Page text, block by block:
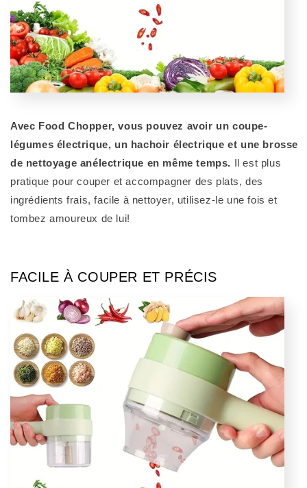
Avec Food Chopper, vous pouvez avoir un coupe-
légumes électrique, un hachoir électrique et une brosse
de nettoyage anélectrique en même temps. Il est plus
pratique pour couper et accompagner des plats, des
ingrédients frais, facile à nettoyer, utilisez-le une fois et
tombez amoureux de lui!
FACILE À COUPER ET PRÉCIS